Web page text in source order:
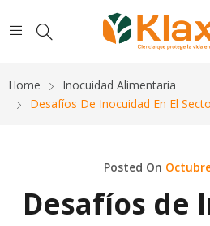
Home
Inocuidad Alimentaria
Desafíos De Inocuidad En El
Posted On
Desafíos de